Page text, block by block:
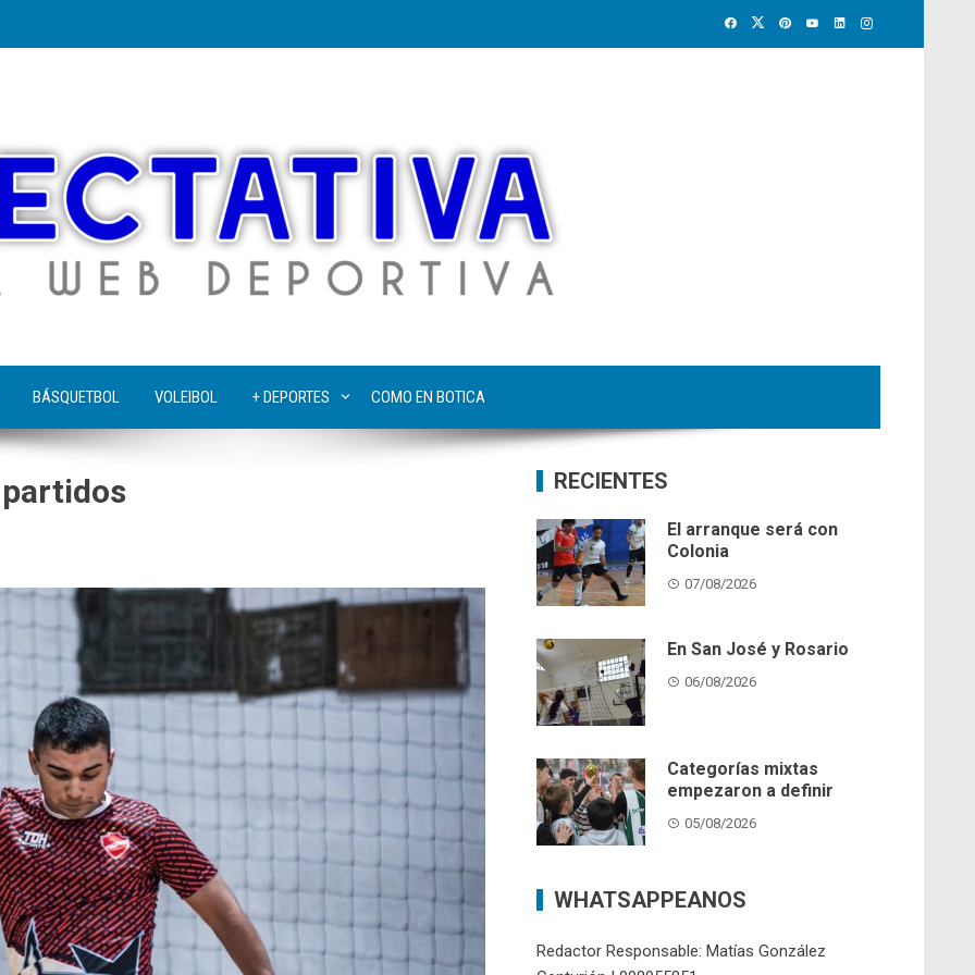
BÁSQUETBOL VOLEIBOL + DEPORTES COMO EN BOTICA
RECIENTES
El arranque será con
Colonia
07/08/2026
En San José y Rosario
06/08/2026
Categorías mixtas
empezaron a definir
05/08/2026
WHATSAPPEANOS
Redactor Responsable: Matías González